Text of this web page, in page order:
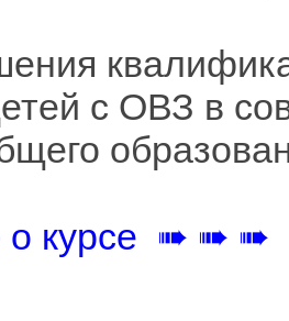
с ОВЗ в
о курсе ➠ ➠ ➠